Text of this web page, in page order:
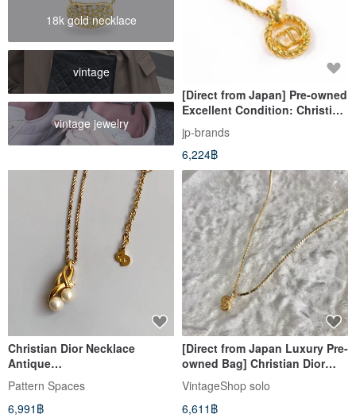
18k gold necklace
vintage
vintage jewelry
[Direct from Japan] Pre-owned
Excellent Condition: Christian
Dior Necklace with CD Logo,
Vintage, Gold Plated
jp-brands
6,224฿
Christian Dior Necklace
Antique
Jewelry/Necklace/Jewelry/Vint
age
Pattern Spaces
6,991฿
[Direct from Japan Luxury Pre-
owned Bag] Christian Dior
Necklace, Gold CD Logo,
Stones, Vintage a4e5gp
VintageShop solo
6,611฿